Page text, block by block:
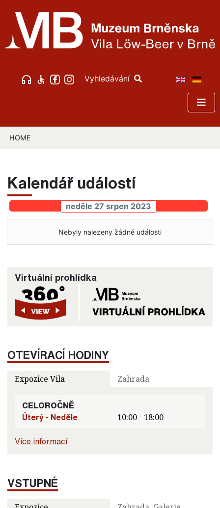
Vyhledávání
HOME
Kalendář událostí
neděle 27 srpen 2023
Nebyly nalezeny žádné události
Virtuální prohlídka
OTEVÍRACÍ HODINY
Expozice Vila Zahrada
CELOROČNĚ
Úterý - Neděle
10:00 - 18:00
Více informací
VSTUPNÉ